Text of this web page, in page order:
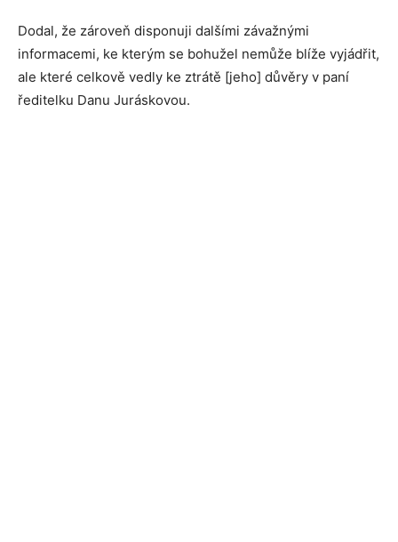
Dodal, že zároveň disponuji dalšími závažnými
informacemi, ke kterým se bohužel nemůže blíže vyjádřit,
ale které celkově vedly ke ztrátě [jeho] důvěry v paní
ředitelku Danu Juráskovou.